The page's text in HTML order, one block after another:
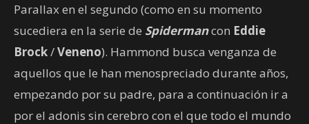
Parallax en el segundo (como en su momento
sucediera en la serie de Spidermancon Eddie
Brock/Veneno). Hammond busca venganza de
aquellos que le han menospreciado durante años,
empezando por su padre, para a continuación ir a
por el adonis sin cerebro con el que todo el mundo